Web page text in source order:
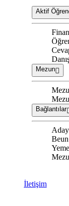
Aktif
Mezun
Bağlantılar
İletişim